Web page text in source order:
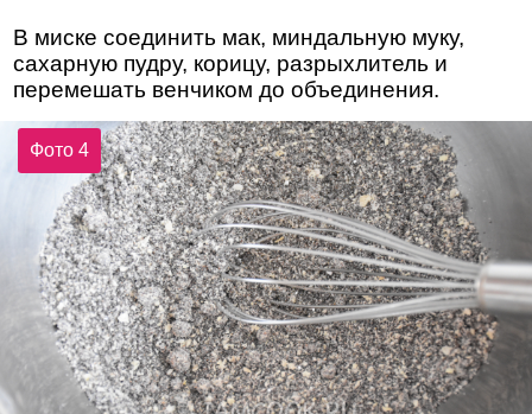
В миске соединить мак, миндальную муку,
сахарную пудру, корицу, разрыхлитель и
перемешать венчиком до объединения.
Фото 4